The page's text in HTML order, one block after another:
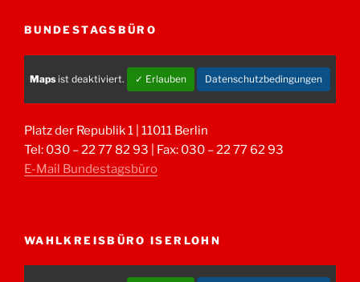
BUNDESTAGSBÜRO
Maps ist deaktiviert. ✓ Erlauben Datenschutzbedingungen
Platz der Republik 1 | 11011 Berlin
Tel: 030 – 22 77 82 93 | Fax: 030 – 22 77 62 93
E-Mail Bundestagsbüro
WAHLKREISBÜRO ISERLOHN